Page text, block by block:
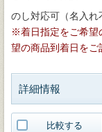
のし対応可（名入れ
※着日指定をご希望
望の商品到着日をご
詳細情報
比較する